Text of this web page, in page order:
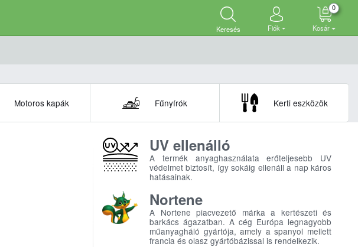
Keresés Fiók Kosár
0
Motoros kapák Fűnyírók Kerti eszközök
UV ellenálló
A termék anyaghasználata erőteljesebb UV
védelmet biztosít, így sokáig ellenáll a nap káros
hatásainak.
Nortene
A Nortene piacvezető márka a kertészeti és
barkács ágazatban. A cég Európa legnagyobb
műanyagháló gyártója, amely a spanyol mellett
francia és olasz gyártóbázissal is rendelkezik.